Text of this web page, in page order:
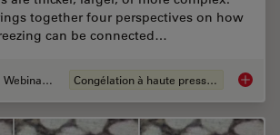
together four perspectives on how
can be connected…
Webinaire Congélation à haute pression Cryo-